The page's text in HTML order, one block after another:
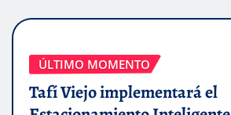
ÚLTIMO MOMENTO
Tafí Viejo implementará el